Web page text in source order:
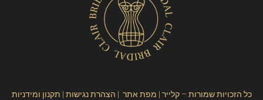
כל הזכויות שמורות – קלייר | מפת אתר | הצהרת נגישות | תקנון ומידניות